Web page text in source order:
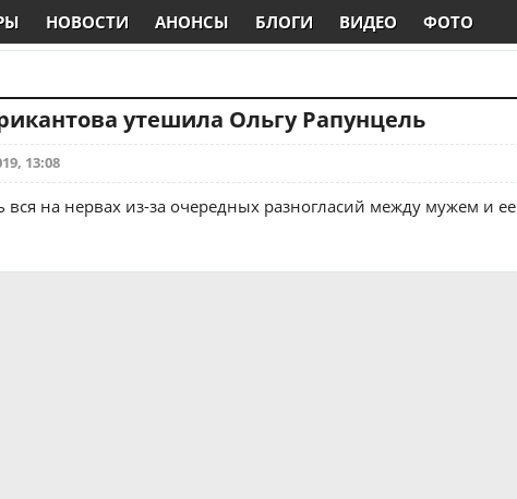
НОВОСТИ АНОНСЫ БЛОГИ ВИДЕО ФОТО
утешила Ольгу Рапунцель
13:08
вся на нервах из-за очередных разногласий между мужем и ее